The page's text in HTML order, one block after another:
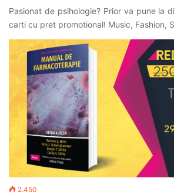
Pasionat de psihologie? Prior va pune la
carti cu pret promotional! Music, Fashion,
2.450